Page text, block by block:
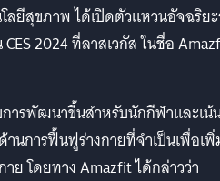
ลยีสุขภาพ ได้เปิดตัวแหวนอัจฉริย
2024 ที่ลาสเวกัส ในชื่อ
ารพัฒนาขึ้นสำหรับนักกีฬาและเน้
นการฟื้นฟูร่างกายที่จำเป็นเพื่อเ
ย โดยทาง Amazfit ได้กล่าวว่า